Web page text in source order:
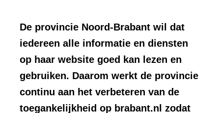
De provincie Noord-Brabant wil dat
iedereen alle informatie en diensten
op haar website goed kan lezen en
gebruiken. Daarom werkt de provincie
continu aan het verbeteren van de
toegankelijkheid op brabant.nl zodat